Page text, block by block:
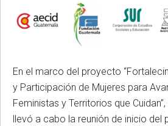
En el marco del proyecto
y Participación de Mujeres para
Feministas y Territorios que
llevó a cabo la reunión de inicio del